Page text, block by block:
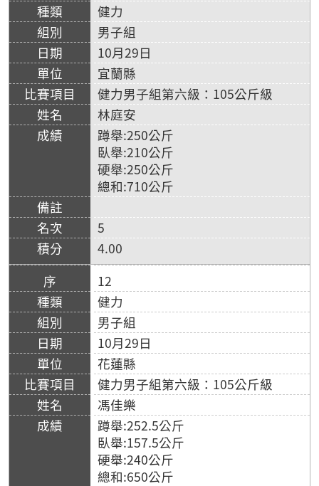
健力
男子組
10月29日
宜蘭縣
健力男子組第六級：105公斤級
林庭安
蹲舉:250公斤
臥舉:210公斤
硬舉:250公斤
總和:710公斤
5
4.00
12
健力
男子組
10月29日
花蓮縣
健力男子組第六級：105公斤級
馮佳樂
蹲舉:252.5公斤
臥舉:157.5公斤
硬舉:240公斤
總和:650公斤